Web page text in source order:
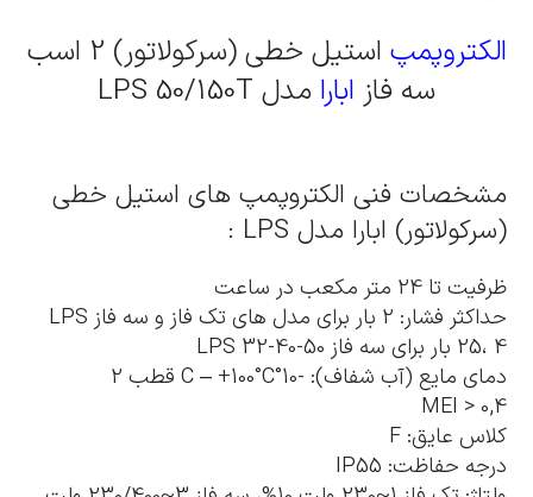
الکتروپمپ
استیل خطی (سرکولاتور) 2 اسب
سه فاز ابارا مدل LPS 50/150T
مشخصات فنی الکتروپمپ های استیل خطی
(سرکولاتور) ابارا مدل LPS :
ظرفیت تا 24 متر مکعب در ساعت
حداکثر فشار: 2 بار برای مدل های تک فاز و سه فاز LPS
25، 4 بار برای سه فاز LPS 32-40-50
دمای مایع (آب شفاف): -10°C – +100°C قطب 2
MEI > 0,4
کلاس عایق: F
درجه حفاظت: IP55